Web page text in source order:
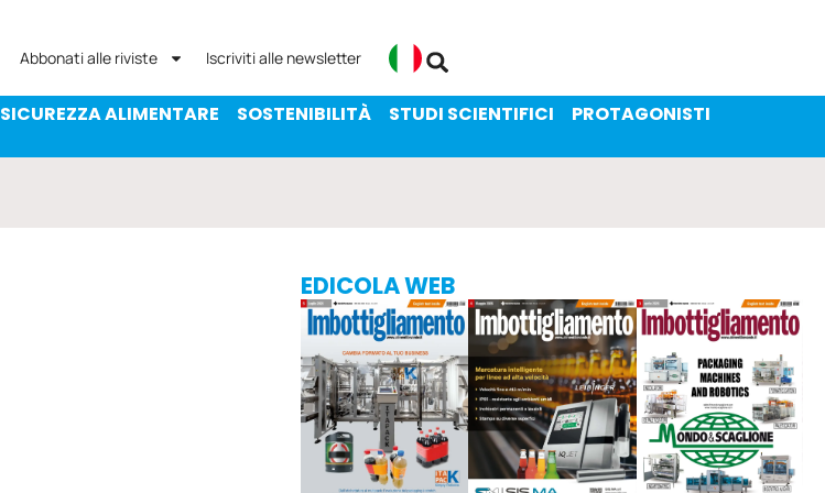
Abbonati alle riviste Iscriviti alle newsletter
SICUREZZA ALIMENTARE SOSTENIBILITÀ STUDI SCIENTIFICI
PROTAGONISTI
EDICOLA WEB